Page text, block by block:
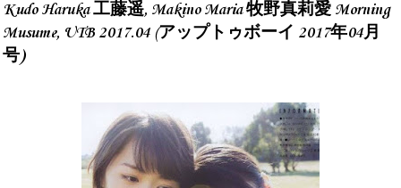
Kudo Haruka 工藤遥, Makino Maria 牧野真莉愛 Morning
Musume, UTB 2017.04 (アップトゥボーイ 2017年04月
号)